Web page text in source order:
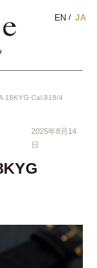
18KYG Cal.818/4
2025年8月14
日
EN JA